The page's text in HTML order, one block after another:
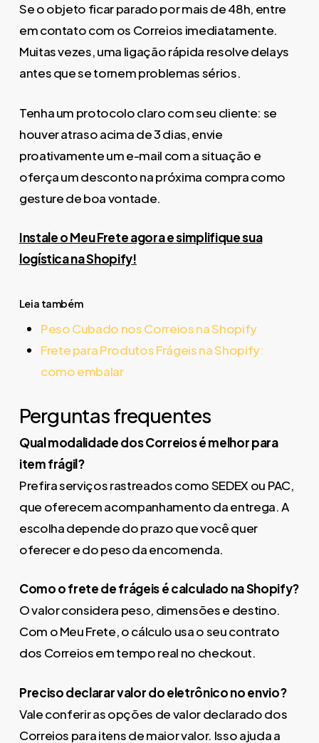
Se o objeto ficar parado por mais de 48h, entre
em contato com os Correios imediatamente.
Muitas vezes, uma ligação rápida resolve delays
antes que se tornem problemas sérios.
Tenha um protocolo claro com seu cliente: se
houver atraso acima de 3 dias, envie
proativamente um e-mail com a situação e
oferça um desconto na próxima compra como
gesture de boa vontade.
Instale o Meu Frete agora e simplifique sua
logística na Shopify!
Leia também
Peso Cubado nos Correios na Shopify
Frete para Produtos Frágeis na Shopify:
como embalar
Perguntas frequentes
Qual modalidade dos Correios é melhor para
item frágil?
Prefira serviços rastreados como SEDEX ou PAC,
que oferecem acompanhamento da entrega. A
escolha depende do prazo que você quer
oferecer e do peso da encomenda.
Como o frete de frágeis é calculado na Shopify?
O valor considera peso, dimensões e destino.
Com o Meu Frete, o cálculo usa o seu contrato
dos Correios em tempo real no checkout.
Preciso declarar valor do eletrônico no envio?
Vale conferir as opções de valor declarado dos
Correios para itens de maior valor. Isso ajuda a